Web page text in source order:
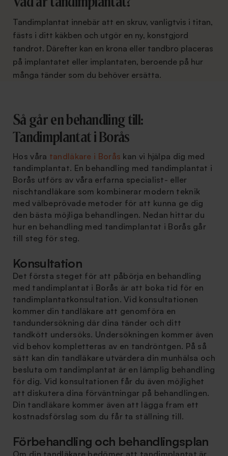
Tandimplantat innebär att en skruv, vanligtvis i titan,
fästs i ditt käkben och utgör en ny, konstgjord
tandrot. Därefter kan en krona eller tandbro placeras
på implantatet eller implantaten, beroende på hur
många tänder som du behöver ersätta.
Så går en behandling till:
Tandimplantat i Borås
Hos våra tandläkare i Borås kan vi hjälpa dig med
tandimplantat. En behandling med tandimplantat i
Borås utförs av våra erfarna specialist- eller
nischtandläkare som kombinerar modern teknik
med välbeprövade metoder för att kunna ge dig
den bästa möjliga behandlingen. Nedan hittar du
hur en behandling med tandimplantat i Borås går
till steg för steg.
Konsultation
Det första steget för att påbörja en behandling
med tandimplantat i Borås är att boka tid för en
tandimplantatkonsultation. Vid konsultationen
kommer din tandläkare att genomföra en
tandundersökning där dina tänder och ditt
tandkött undersöks. Undersökningen kommer även
vid behov kompletteras av en tandröntgen. På så
sätt kan din tandläkare utvärdera din munhälsa och
besluta om tandimplantat är en lämplig behandling
för dig. Vid konsultationen får du även möjlighet
att diskutera dina förväntningar på behandlingen.
Din tandläkare kommer även att lägga fram ett
kostnadsförslag som du får ta ställning till.
Förbehandling och behandlingsplan
Om din tandläkare bedömer att tandimplantat är